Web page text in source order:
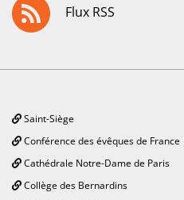
Flux RSS
Saint-Siège
Conférence des évêques de France
Cathédrale Notre-Dame de Paris
Collège des Bernardins